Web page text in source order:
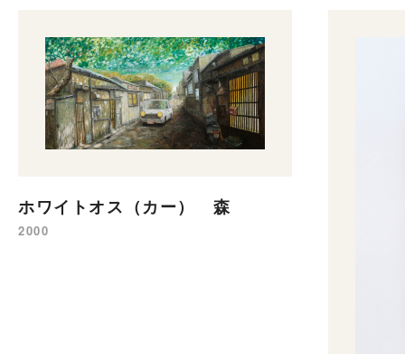
ホワイトオス（カー） 森
2000